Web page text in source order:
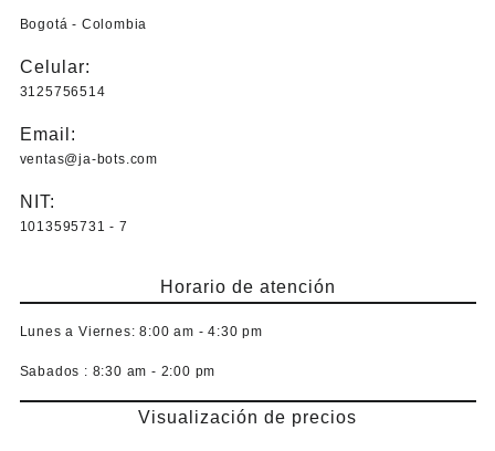
Bogotá - Colombia
Celular:
3125756514
Email:
ventas@ja-bots.com
NIT:
1013595731 - 7
Horario de atención
Lunes a Viernes: 8:00 am - 4:30 pm
Sabados : 8:30 am - 2:00 pm
Visualización de precios